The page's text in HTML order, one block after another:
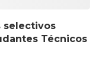
selectivos
Técnicos